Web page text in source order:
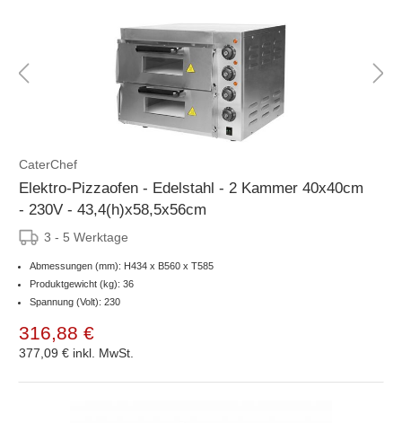
CaterChef
Elektro-Pizzaofen - Edelstahl - 2 Kammer 40x40cm
- 230V - 43,4(h)x58,5x56cm
3 - 5 Werktage
Abmessungen (mm): H434 x B560 x T585
Produktgewicht (kg): 36
Spannung (Volt): 230
316,88 €
377,09 € inkl. MwSt.